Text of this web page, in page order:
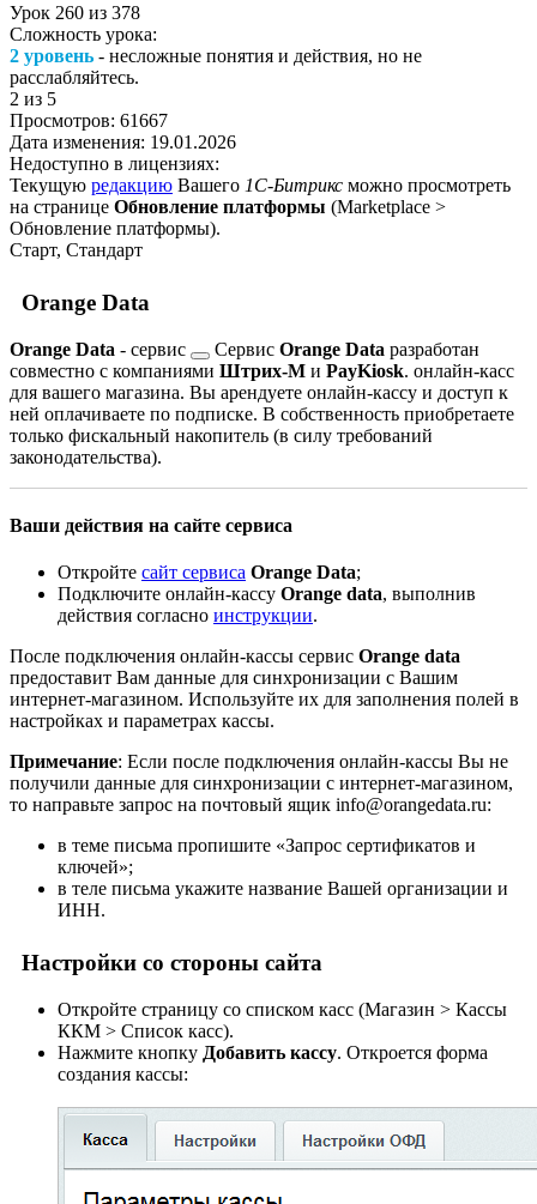
Урок 260 из 378
Сложность урока:
2 уровень - несложные понятия и действия, но не
расслабляйтесь.
2 из 5
Просмотров: 61667
Дата изменения: 19.01.2026
Недоступно в лицензиях:
Текущую редакцию Вашего 1С-Битрикс можно просмотреть
на странице Обновление платформы (Marketplace >
Обновление платформы).
Старт, Стандарт
Orange Data
Orange Data - сервис Сервис Orange Data разработан
совместно с компаниями Штрих-М и PayKiosk. онлайн-касс
для вашего магазина. Вы арендуете онлайн-кассу и доступ к
ней оплачиваете по подписке. В собственность приобретаете
только фискальный накопитель (в силу требований
законодательства).
Ваши действия на сайте сервиса
Откройте сайт сервиса Orange Data;
Подключите онлайн-кассу Orange data, выполнив
действия согласно инструкции.
После подключения онлайн-кассы сервис Orange data
предоставит Вам данные для синхронизации с Вашим
интернет-магазином. Используйте их для заполнения полей в
настройках и параметрах кассы.
Примечание: Если после подключения онлайн-кассы Вы не
получили данные для синхронизации с интернет-магазином,
то направьте запрос на почтовый ящик info@orangedata.ru:
в теме письма пропишите «Запрос сертификатов и
ключей»;
в теле письма укажите название Вашей организации и
ИНН.
Настройки со стороны сайта
Откройте страницу со списком касс (Магазин > Кассы
ККМ > Список касс).
Нажмите кнопку Добавить кассу. Откроется форма
создания кассы: